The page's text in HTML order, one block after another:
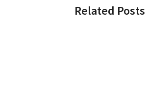
Related Posts